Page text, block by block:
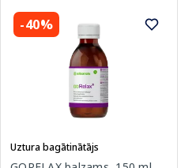
-40%
Uztura bagātinātājs